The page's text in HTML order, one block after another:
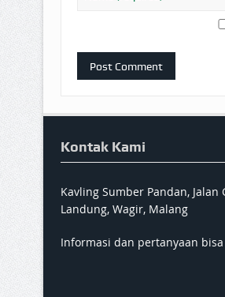
Kontak Kami
Kavling Sumber Pandan, Jalan
Landung, Wagir, Malang
Informasi dan pertanyaan